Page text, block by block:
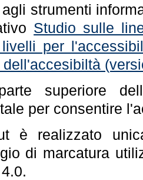
strumenti
Studio sulle
per
superiore
per consentire
è realizzato
di marcatura